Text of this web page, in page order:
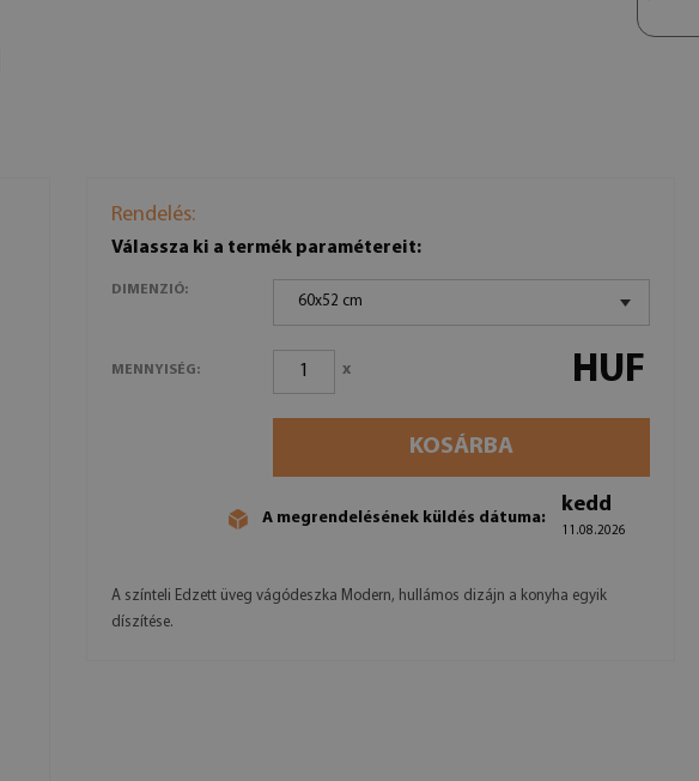
Rendelés:
Válassza ki a termék paramétereit:
DIMENZIÓ:
60x52 cm
MENNYISÉG: x HUF
KOSÁRBA
A megrendelésének küldés dátuma:
kedd
11.08.2026
A színteli Edzett üveg vágódeszka Modern, hullámos dizájn a konyha egyik
díszítése.